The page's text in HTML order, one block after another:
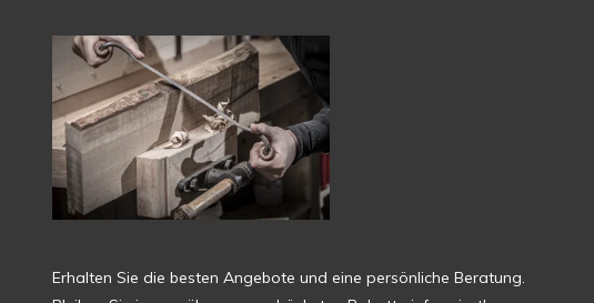
Erhalten Sie die besten Angebote und eine persönliche Beratung.